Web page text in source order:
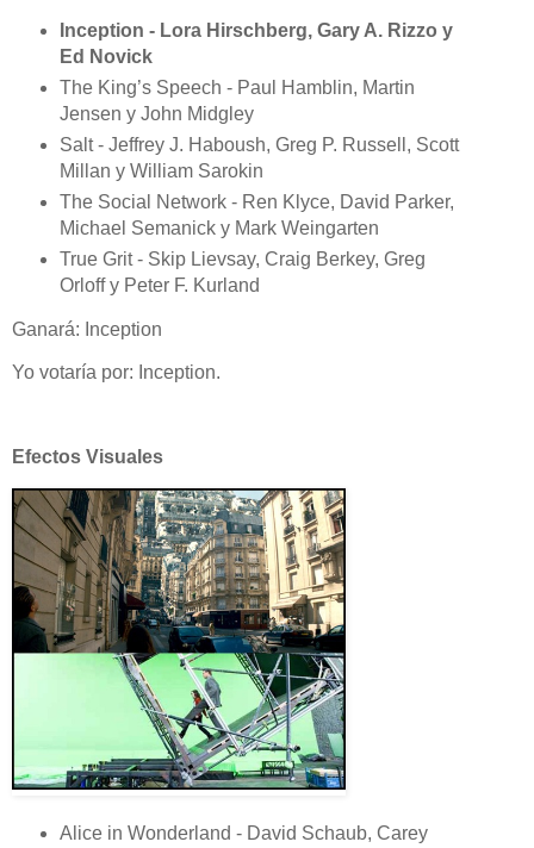
Inception - Lora Hirschberg, Gary A. Rizzo y
Ed Novick
The King’s Speech - Paul Hamblin, Martin
Jensen y John Midgley
Salt - Jeffrey J. Haboush, Greg P. Russell, Scott
Millan y William Sarokin
The Social Network - Ren Klyce, David Parker,
Michael Semanick y Mark Weingarten
True Grit - Skip Lievsay, Craig Berkey, Greg
Orloff y Peter F. Kurland
Ganará: Inception
Yo votaría por: Inception.
Efectos Visuales
Alice in Wonderland - David Schaub, Carey